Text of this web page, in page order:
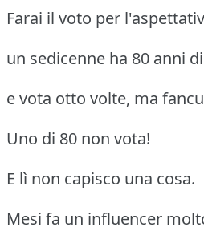
Farai il voto per
un sedicenne ha 80 anni
e vota otto volte, ma
Uno di 80 non vota!
E lì non capisco una cosa.
Mesi fa un influencer